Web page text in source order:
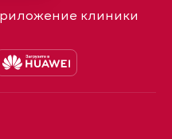
клиники